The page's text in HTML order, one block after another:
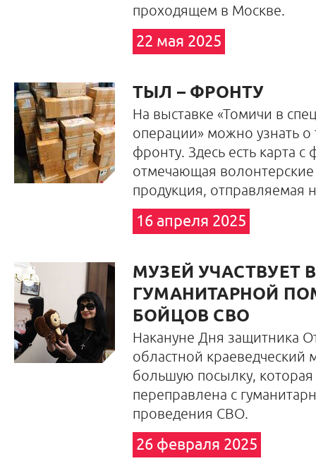
проходящем в Москве.
22 мая 2025
ТЫЛ – ФРОНТУ
На выставке «Томичи в
операции» можно узнать о
фронту. Здесь есть карта
отмечающая
продукция, отправляемая
16 апреля 2025
МУЗЕЙ УЧАСТВУЕТ
ГУМАНИТАРНОЙ
БОЙЦОВ СВО
Накануне Дня защитника
областной краеведческий
большую посылку,
переправлена с
проведения СВО.
26 февраля 2025